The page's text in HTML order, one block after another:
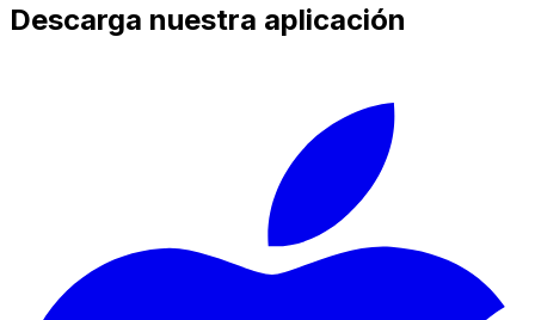
Descarga nuestra aplicación